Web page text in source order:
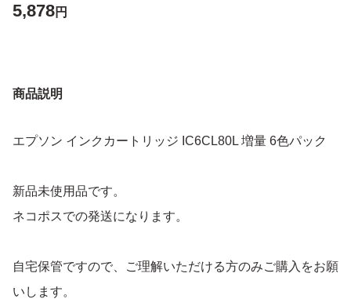
5,878円
商品説明
エプソン インクカートリッジ IC6CL80L 増量 6色パック
新品未使用品です。
ネコポスでの発送になります。
自宅保管ですので、ご理解いただける方のみご購入をお願
いします。